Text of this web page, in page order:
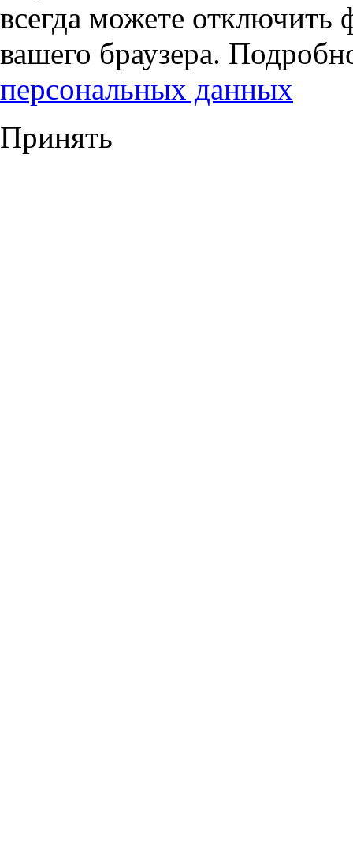
всегда можете отключить
вашего браузера.
персональных данных
Принять